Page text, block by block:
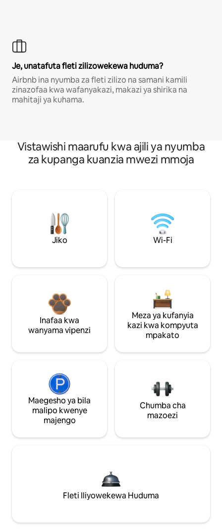
Je, unatafuta fleti zilizowekewa huduma?
Airbnb ina nyumba za fleti zilizo na samani kamili
zinazofaa kwa wafanyakazi, makazi ya shirika na
mahitaji ya kuhama.
Vistawishi maarufu kwa ajili ya nyumba
za kupanga kuanzia mwezi mmoja
Jiko Wi-Fi
Inafaa kwa
wanyama vipenzi
Meza ya kufanyia
kazi kwa kompyuta
mpakato
Maegesho ya bila
malipo kwenye
majengo
Chumba cha
mazoezi
Fleti Iliyowekewa Huduma